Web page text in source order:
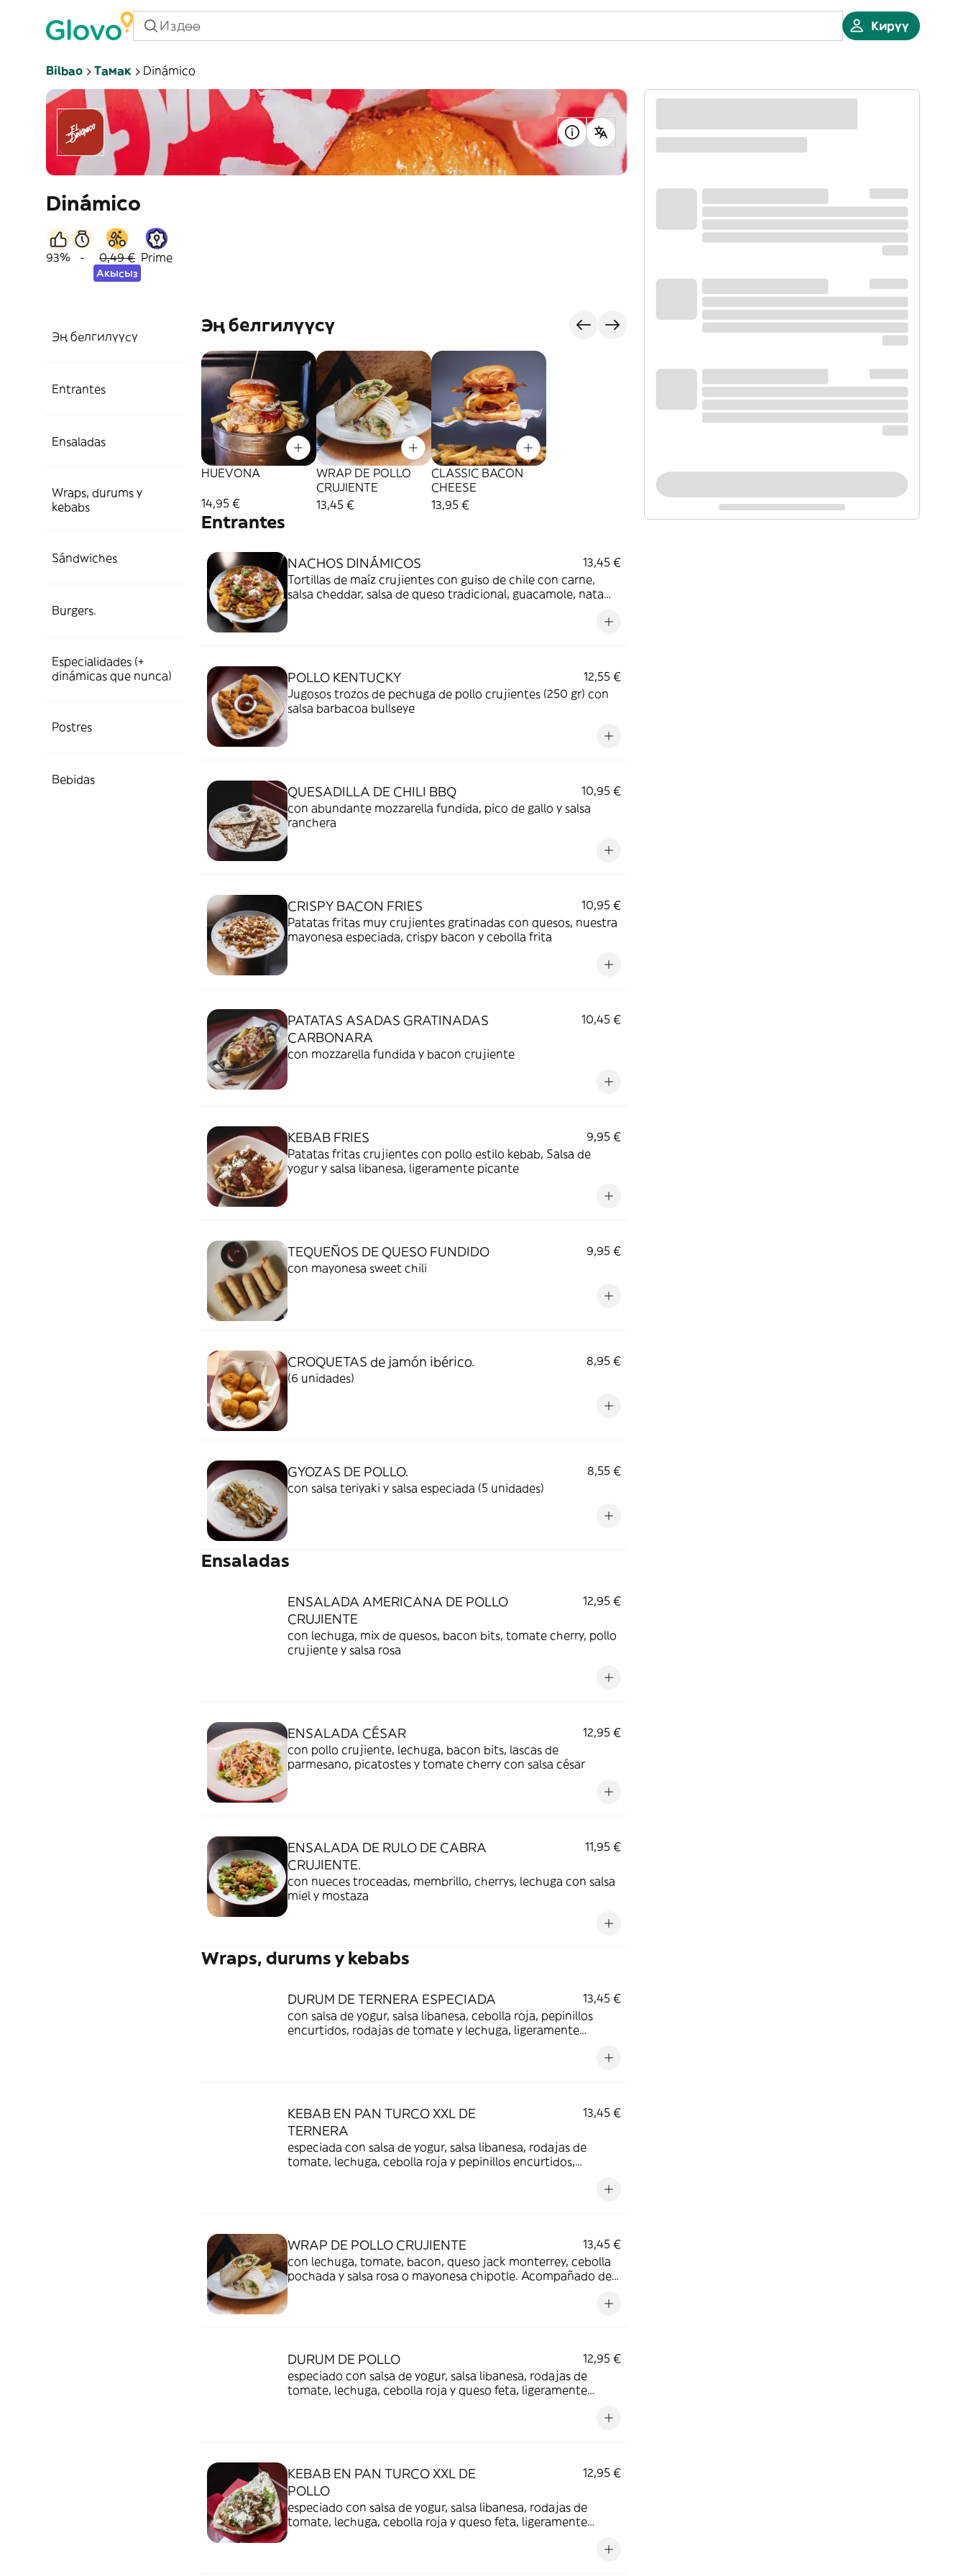
Кирүү
Bilbao Тамак Dinámico
Dinámico
93% - 0,49 €
Акысыз
Prime
Эң белгилүүсү
Entrantes
Ensaladas
Wraps, durums y
kebabs
Sándwiches
Burgers.
Especialidades (+
dinámicas que nunca)
Postres
Bebidas
Эң белгилүүсү
HUEVONA
14,95 €
WRAP DE POLLO
CRUJIENTE
13,45 €
CLASSIC BACON
CHEESE
13,95 €
Entrantes
NACHOS DINÁMICOS
13,45 €
Tortillas de maíz crujientes con guiso de chile con carne,
salsa cheddar, salsa de queso tradicional, guacamole, nata
POLLO KENTUCKY
12,55 €
Jugosos trozos de pechuga de pollo crujientes (250 gr) con
salsa barbacoa bullseye
QUESADILLA DE CHILI BBQ
10,95 €
con abundante mozzarella fundida, pico de gallo y salsa
ranchera
CRISPY BACON FRIES
10,95 €
Patatas fritas muy crujientes gratinadas con quesos, nuestra
mayonesa especiada, crispy bacon y cebolla frita
PATATAS ASADAS GRATINADAS
CARBONARA
10,45 €
con mozzarella fundida y bacon crujiente
KEBAB FRIES
9,95 €
Patatas fritas crujientes con pollo estilo kebab, Salsa de
yogur y salsa libanesa, ligeramente picante
TEQUEÑOS DE QUESO FUNDIDO
9,95 €
con mayonesa sweet chili
CROQUETAS de jamón ibérico.
8,95 €
(6 unidades)
GYOZAS DE POLLO.
8,55 €
con salsa teriyaki y salsa especiada (5 unidades)
Ensaladas
ENSALADA AMERICANA DE POLLO
CRUJIENTE
12,95 €
con lechuga, mix de quesos, bacon bits, tomate cherry, pollo
crujiente y salsa rosa
ENSALADA CÉSAR
12,95 €
con pollo crujiente, lechuga, bacon bits, lascas de
parmesano, picatostes y tomate cherry con salsa césar
ENSALADA DE RULO DE CABRA
CRUJIENTE.
11,95 €
con nueces troceadas, membrillo, cherrys, lechuga con salsa
miel y mostaza
Wraps, durums y kebabs
DURUM DE TERNERA ESPECIADA
13,45 €
con salsa de yogur, salsa libanesa, cebolla roja, pepinillos
encurtidos, rodajas de tomate y lechuga, ligeramente
KEBAB EN PAN TURCO XXL DE
TERNERA
13,45 €
especiada con salsa de yogur, salsa libanesa, rodajas de
tomate, lechuga, cebolla roja y pepinillos encurtidos,
WRAP DE POLLO CRUJIENTE
13,45 €
con lechuga, tomate, bacon, queso jack monterrey, cebolla
pochada y salsa rosa o mayonesa chipotle. Acompañado de
DURUM DE POLLO
12,95 €
especiado con salsa de yogur, salsa libanesa, rodajas de
tomate, lechuga, cebolla roja y queso feta, ligeramente
KEBAB EN PAN TURCO XXL DE
POLLO
12,95 €
especiado con salsa de yogur, salsa libanesa, rodajas de
tomate, lechuga, cebolla roja y queso feta, ligeramente